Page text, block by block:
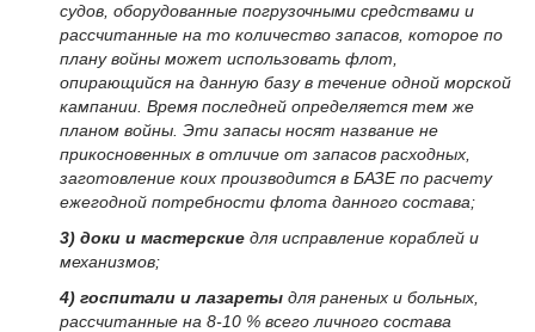
судов, оборудованные погрузочными средствами и
рассчитанные на то количество запасов, которое по
плану войны может использовать флот,
опирающийся на данную базу в течение одной морской
кампании. Время последней определяется тем же
планом войны. Эти запасы носят название не
прикосновенных в отличие от запасов расходных,
заготовление коих производится в БАЗЕ по расчету
ежегодной потребности флота данного состава;
3) доки и мастерские для исправление кораблей и
механизмов;
4) госпитали и лазареты для раненых и больных,
рассчитанные на 8-10 % всего личного состава